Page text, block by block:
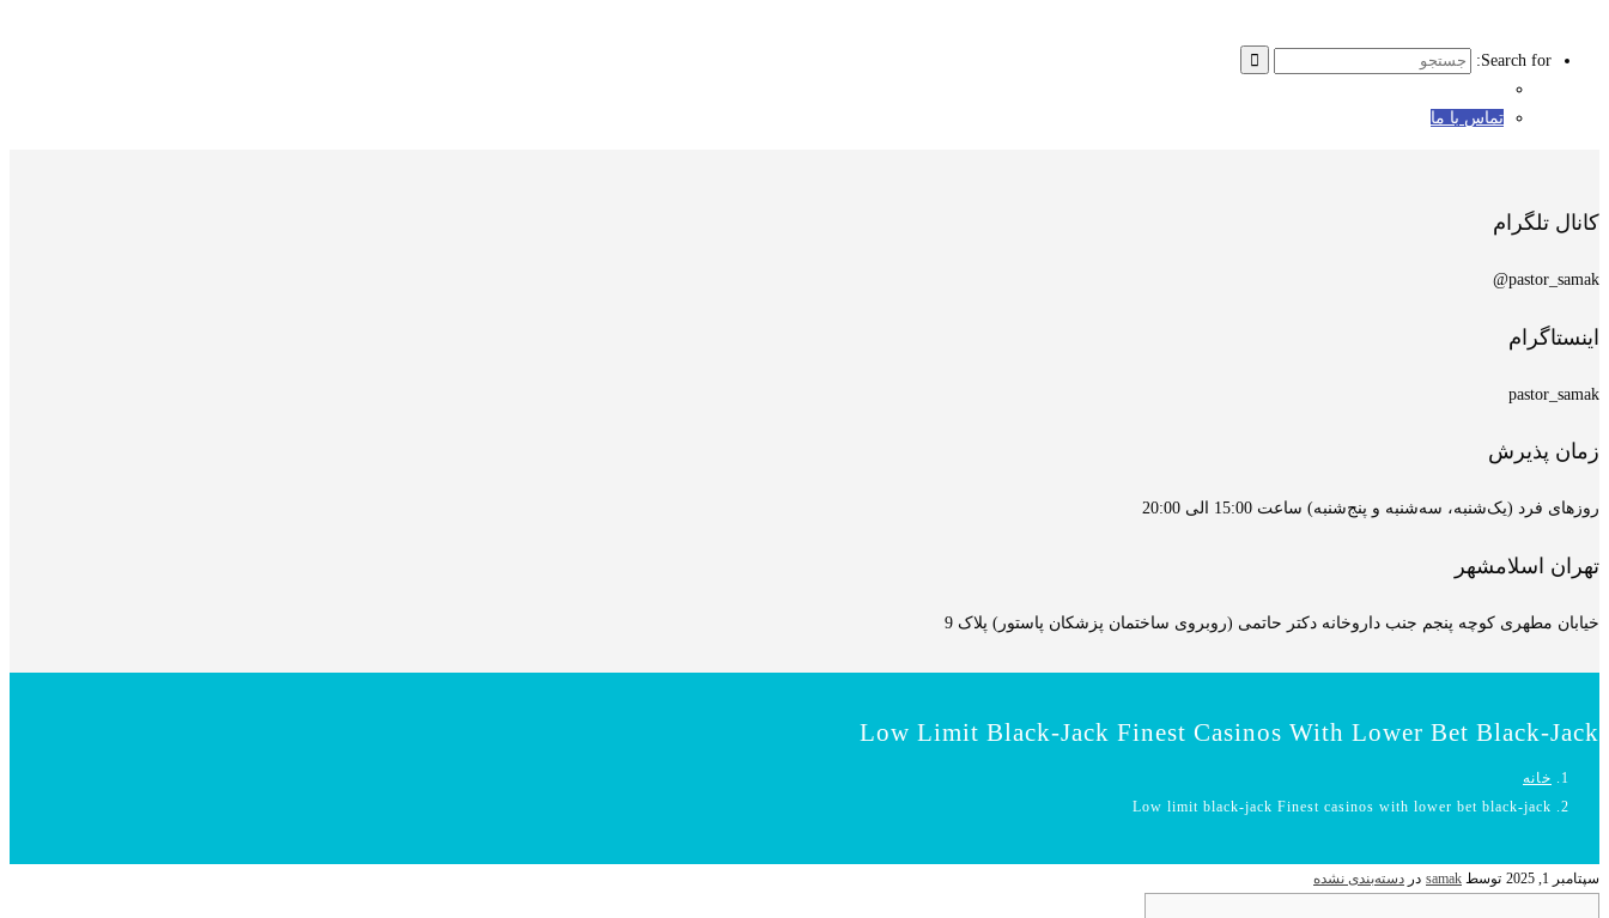
Search for:
تماس با ما
کانال تلگرام
pastor_samak@
اینستاگرام
pastor_samak
زمان پذیرش
روزهای فرد (یک‌شنبه، سه‌شنبه و پنج‌شنبه) ساعت 15:00 الی 20:00
تهران اسلامشهر
خیابان مطهری کوچه پنجم جنب داروخانه دکتر حاتمی (روبروی ساختمان پزشکان پاستور) پلاک 9
Low Limit Black-Jack Finest Casinos With Lower Bet Black-Jack
خانه
Low limit black-jack Finest casinos with lower bet black-jack
سپتامبر 1, 2025 توسط samak در دسته‌بندی نشده